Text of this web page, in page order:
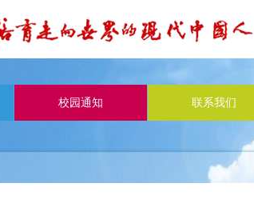
校园通知 联系我们